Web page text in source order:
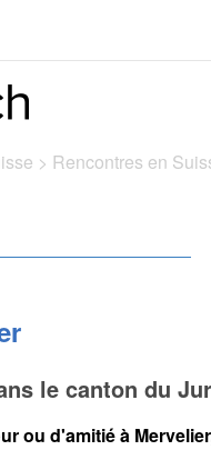
> Rencontres en
le canton du
ou d'amitié à